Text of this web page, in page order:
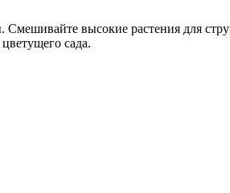
высокие растения для
сада.